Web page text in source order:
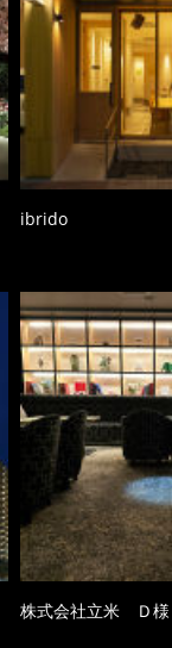
ibrido
株式会社立米 Ｄ様